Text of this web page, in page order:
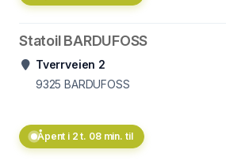
Statoil BARDUFOSS
Tverrveien 2
9325 BARDUFOSS
Åpent i 2 t. 08 min. til